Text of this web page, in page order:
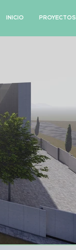
INICIO PROYECTOS